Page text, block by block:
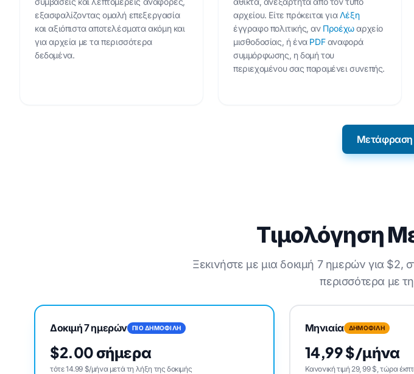
εξασφαλίζοντας ομαλή επεξεργασία
και αξιόπιστα αποτελέσματα ακόμη και
για αρχεία με τα περισσότερα
δεδομένα.
αρχείου. Είτε πρόκειται γιαΛέξη
έγγραφο πολιτικής, αν Προέχωαρχείο
μισθοδοσίας, ή ένα PDFαναφορά
συμμόρφωσης, η δομή του
περιεχομένου σας παραμένει συνεπής.
Τιμολόγηση
Ξεκινήστε με μια δοκιμή 7 ημερών για $2,
περισσότερα με
Δοκιμή 7 ημερών ΠΙΟ ΔΗΜΟΦΙΛΗ
$2.00 σήμερα
τότε 14.99 $/μήνα μετά τη λήξη της δοκιμής
Μηνιαία ΔΗΜΟΦΙΛΗ
14,99 $/μήνα
Κανονική τιμή 29, 99 $, τώρα